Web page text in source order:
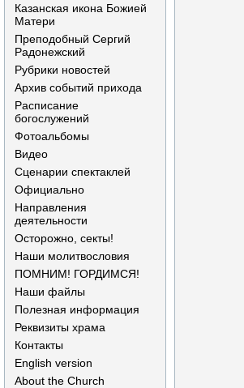
Казанская икона Божией
Матери
Преподобный Сергий
Радонежский
Рубрики новостей
Архив событий прихода
Расписание
богослужений
Фотоальбомы
Видео
Сценарии спектаклей
Официально
Направления
деятельности
Осторожно, секты!
Наши молитвословия
ПОМНИМ! ГОРДИМСЯ!
Наши файлы
Полезная информация
Реквизиты храма
Контакты
English version
About the Church